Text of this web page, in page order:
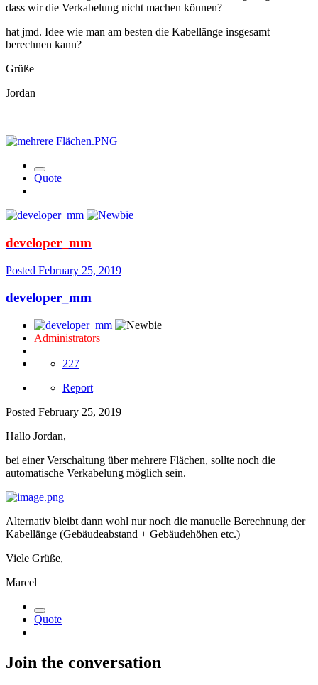
dass wir die Verkabelung nicht machen können?
hat jmd. Idee wie man am besten die Kabellänge insgesamt
berechnen kann?
Grüße
Jordan
Quote
developer_mm
Posted February 25, 2019
developer_mm
Administrators
227
Report
Posted February 25, 2019
Hallo Jordan,
bei einer Verschaltung über mehrere Flächen, sollte noch die
automatische Verkabelung möglich sein.
Alternativ bleibt dann wohl nur noch die manuelle Berechnung der
Kabellänge (Gebäudeabstand + Gebäudehöhen etc.)
Viele Grüße,
Marcel
Quote
Join the conversation